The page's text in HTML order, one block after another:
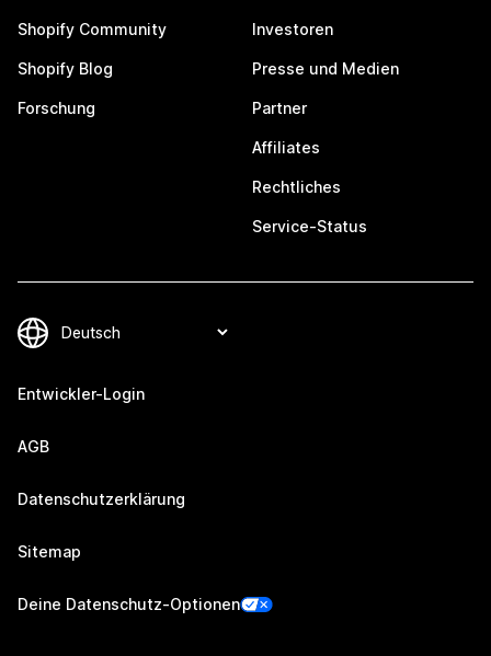
Shopify Community
Shopify Blog
Forschung
Investoren
Presse und Medien
Partner
Affiliates
Rechtliches
Service-Status
Entwickler-Login
AGB
Datenschutzerklärung
Sitemap
Deine Datenschutz-Optionen